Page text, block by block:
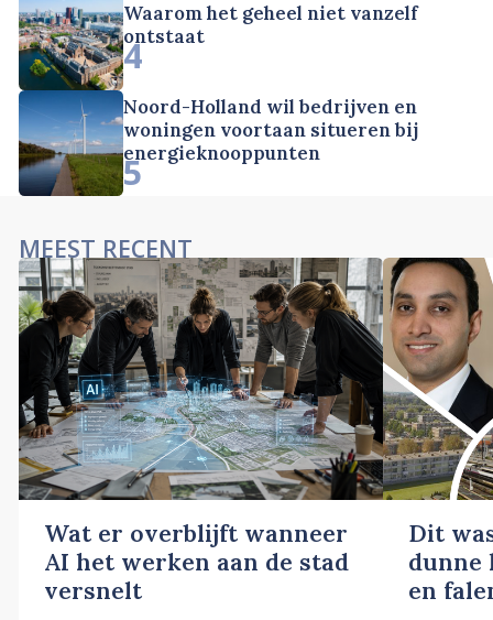
Waarom het geheel niet vanzelf
ontstaat
4
Noord-Holland wil bedrijven en
woningen voortaan situeren bij
energieknooppunten
5
MEEST RECENT
Wat er overblijft wanneer
AI het werken aan de stad
versnelt
Dit
dunne
en